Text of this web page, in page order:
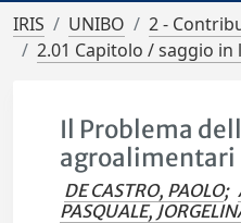
IRIS UNIBO
2 -
2.01 Capitolo / saggio in
Il Problema
agroalimentari
DE CASTRO, PAOLO;
PASQUALE,